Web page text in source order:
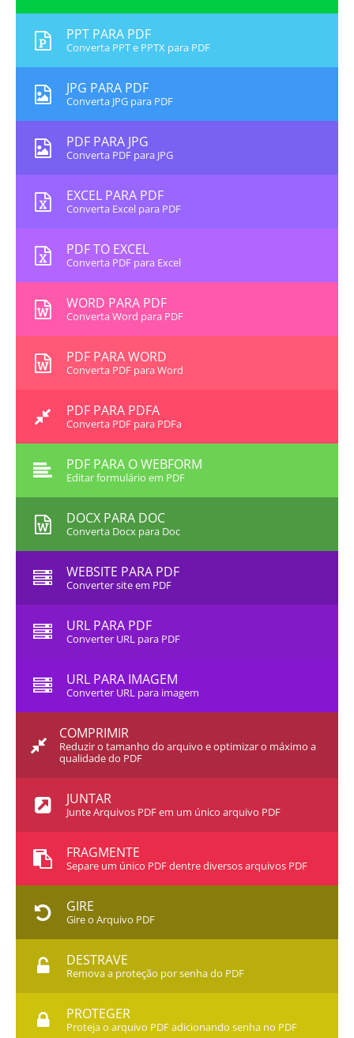
PPT PARA PDF
Converta PPT e PPTX para PDF
JPG PARA PDF
Converta JPG para PDF
PDF PARA JPG
Converta PDF para JPG
EXCEL PARA PDF
Converta Excel para PDF
PDF TO EXCEL
Converta PDF para Excel
WORD PARA PDF
Converta Word para PDF
PDF PARA WORD
Converta PDF para Word
PDF PARA PDFA
Converta PDF para PDFa
PDF PARA O WEBFORM
Editar formulário em PDF
DOCX PARA DOC
Converta Docx para Doc
WEBSITE PARA PDF
Converter site em PDF
URL PARA PDF
Converter URL para PDF
URL PARA IMAGEM
Converter URL para imagem
COMPRIMIR
Reduzir o tamanho do arquivo e optimizar o máximo a
qualidade do PDF
JUNTAR
Junte Arquivos PDF em um único arquivo PDF
FRAGMENTE
Separe um único PDF dentre diversos arquivos PDF
GIRE
Gire o Arquivo PDF
DESTRAVE
Remova a proteção por senha do PDF
PROTEGER
Proteja o arquivo PDF adicionando senha no PDF